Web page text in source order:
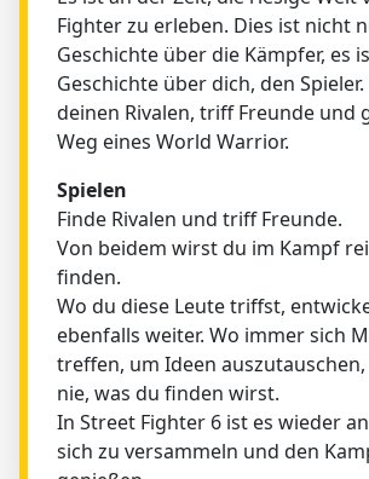
Fighter zu erleben. Dies ist nicht
Geschichte über die Kämpfer, es
Geschichte über dich, den Spieler.
deinen Rivalen, triff Freunde und
Weg eines World Warrior.
Spielen
Finde Rivalen und triff Freunde.
Von beidem wirst du im Kampf
finden.
Wo du diese Leute triffst,
ebenfalls weiter. Wo immer sich
treffen, um Ideen
nie, was du finden wirst.
In Street Fighter 6 ist es wieder
sich zu versammeln und den